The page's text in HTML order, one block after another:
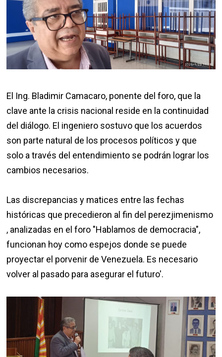
El Ing. Bladimir Camacaro, ponente del foro, que la
clave ante la crisis nacional reside en la continuidad
del diálogo. El ingeniero sostuvo que los acuerdos
son parte natural de los procesos políticos y que
solo a través del entendimiento se podrán lograr los
cambios necesarios.
Las discrepancias y matices entre las fechas
históricas que precedieron al fin del perezjimenismo
, analizadas en el foro "Hablamos de democracia",
funcionan hoy como espejos donde se puede
proyectar el porvenir de Venezuela. Es necesario
volver al pasado para asegurar el futuro'.